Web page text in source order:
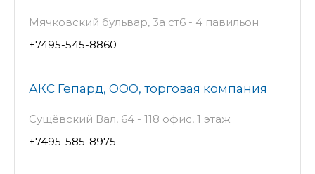
Мячковский бульвар, 3а ст6 - 4 павильон
+7495-545-8860
АКС Гепард, ООО, торговая компания
Сущёвский Вал, 64 - 118 офис, 1 этаж
+7495-585-8975